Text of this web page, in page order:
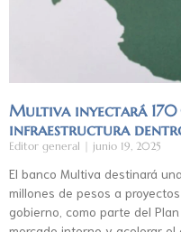
Multiva inyectará 170
infraestructura
Editor general junio 19, 2025
El banco Multiva destinará
millones de pesos a
gobierno, como parte del